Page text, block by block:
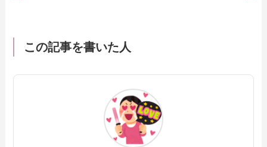
この記事を書いた人